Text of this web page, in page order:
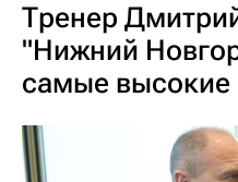
Тренер
"Нижний
самые высокие